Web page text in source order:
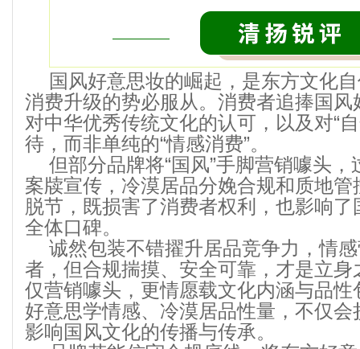
国风好意思妆的崛起，是东方文化
消费升级的势必服从。消费者追捧国
对中华优秀传统文化的认可，以及对“
待，而非单纯的“情感消费”。
但部分品牌将“国风”手脚营销噱头
案牍宣传，冷漠居品分娩合规和质地
脱节，既损害了消费者权利，也影响
全体口碑。
诚然包装不错擢升居品竞争力，情
者，但合规揣摸、安全可靠，才是立身
仅营销噱头，更情愿载文化内涵与品
好意思学情感、冷漠居品性量，不仅
影响国风文化的传播与传承。